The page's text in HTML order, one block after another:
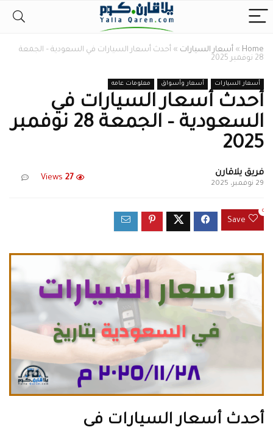
Home
» أسعار السيارات » أحدث أسعار السيارات في السعودية – الجمعة
28 نوفمبر 2025
أسعار السيارات أسعار وأسواق معلومات عامه
أحدث أسعار السيارات في
السعودية – الجمعة 28 نوفمبر
2025
فريق يلاقارن
29 نوفمبر، 2025
27
Save
0
أحدث أسعار السيارات في